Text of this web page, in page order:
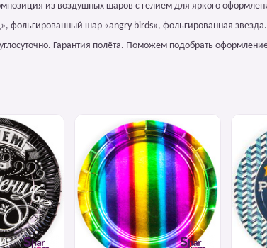
из воздушных шаров с гелием для яркого
фольгированный шар «angry birds», фольгированная звезда.
Гарантия полёта. Поможем подобрать